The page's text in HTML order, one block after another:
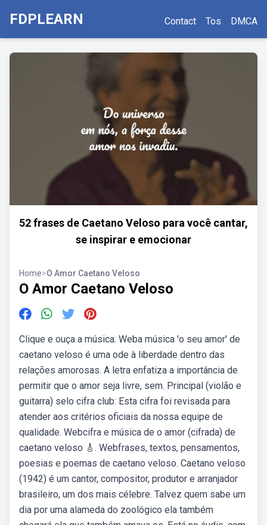
FDPLEARN Contact Tos DMCA
52 frases de Caetano Veloso para você cantar,
se inspirar e emocionar
Home>O Amor Caetano Veloso
O Amor Caetano Veloso
Clique e ouça a música: Weba música 'o seu amor' de
caetano veloso é uma ode à liberdade dentro das
relações amorosas. A letra enfatiza a importância de
permitir que o amor seja livre, sem. Principal (violão e
guitarra) selo cifra club: Esta cifra foi revisada para
atender aos critérios oficiais da nossa equipe de
qualidade. Webcifra e música de o amor (cifrada) de
caetano veloso 🎸. Webfrases, textos, pensamentos,
poesias e poemas de caetano veloso. Caetano veloso
(1942) é um cantor, compositor, produtor e arranjador
brasileiro, um dos mais célebre. Talvez quem sabe um
dia por uma alameda do zoológico ela também